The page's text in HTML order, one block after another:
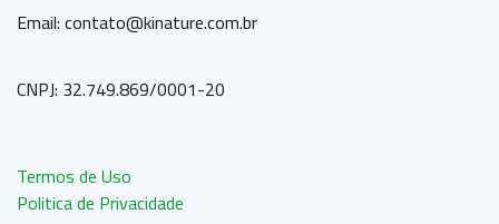
Email: contato@kinature.com.br
CNPJ: 32.749.869/0001-20
Termos de Uso
Politica de Privacidade